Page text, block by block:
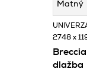
Matný
dlažba
2748 x